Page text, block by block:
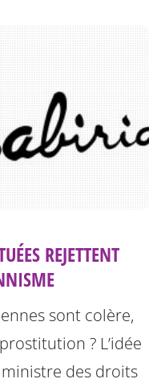
REJETTENT
sont colère,
? L’idée
des droits